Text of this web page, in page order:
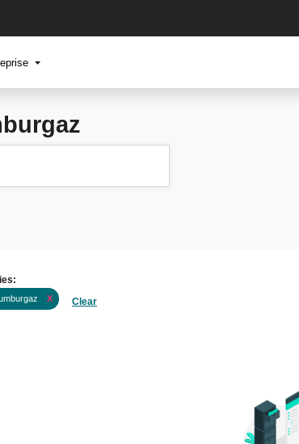
X Clear